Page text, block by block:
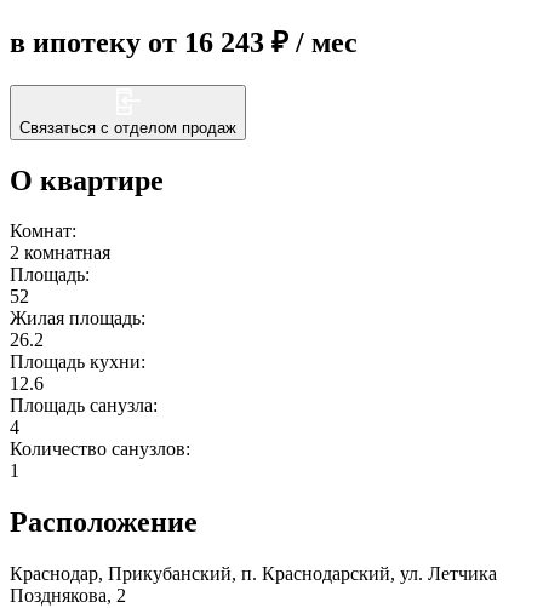
мы в соцсетях
в ипотеку от 16 243 ₽ / мес
Связаться с отделом продаж
О квартире
Комнат:
2 комнатная
Площадь:
52
Жилая площадь:
26.2
Площадь кухни:
12.6
Площадь санузла:
4
Количество санузлов:
1
Расположение
Краснодар, Прикубанский, п. Краснодарский, ул. Летчика
Позднякова, 2